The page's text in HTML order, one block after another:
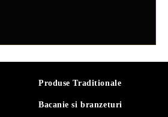
Produse Traditionale
Bacanie si branzeturi